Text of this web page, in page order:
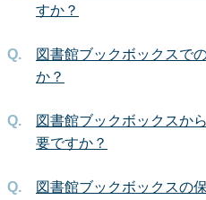
すか？
図書館ブックボックスで
か？
図書館ブックボックスか
要ですか？
図書館ブックボックスの